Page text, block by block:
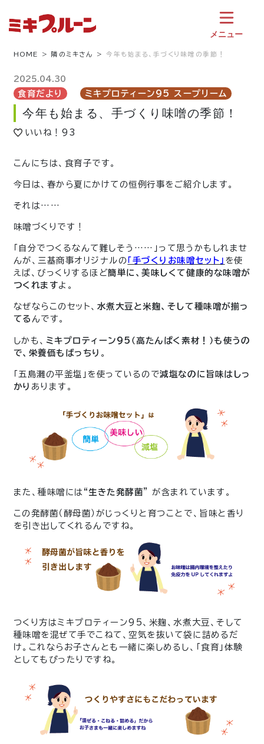
メニュー
HOME 隣のミキさん 今年も始まる、手づくり味噌の季節！
2025.04.30
食育だより ミキプロティーン95 スープリーム
今年も始まる、手づくり味噌の季節！
いいね！ 93
こんにちは、食育子です。
今日は、春から夏にかけての恒例行事をご紹介します。
それは……
味噌づくりです！
「自分でつくるなんて難しそう……」って思うかもしれませ
んが、三基商事オリジナルの 「手づくりお味噌セット」 を使
えば、びっくりするほど簡単に、美味しくて健康的な味噌が
つくれますよ。
なぜならこのセット、 水煮大豆と米麹、そして種味噌が揃っ
てる んです。
しかも、 ミキプロティーン95（高たんぱく素材！）も使うの
で、栄養価もばっちり 。
「五島灘の平釜塩」を使っているので減塩なのに旨味はしっ
かり あります。
また、種味噌には “生きた発酵菌” が含まれています。
この発酵菌（酵母菌）がじっくりと育つことで、旨味と香り
を引き出してくれるんですね。
つくり方はミキプロティーン95、米麹、水煮大豆、そして
種味噌を混ぜて手でこねて、空気を抜いて袋に詰めるだ
け。これならお子さんとも一緒に楽しめるし、「食育」体験
としてもぴったりですね。